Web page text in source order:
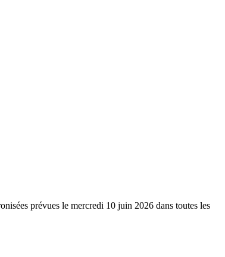
prévues le mercredi 10 juin 2026 dans toutes les